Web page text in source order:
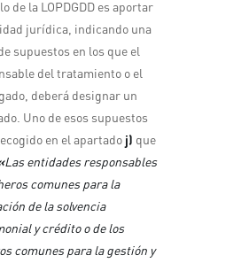
de la LOPDGDD es aportar
jurídica, indicando una
supuestos en los que el
del tratamiento o el
deberá designar un
Uno de esos supuestos
en el apartado j) que
Las entidades responsables
comunes para la
de la solvencia
y crédito o de los
comunes para la gestión y